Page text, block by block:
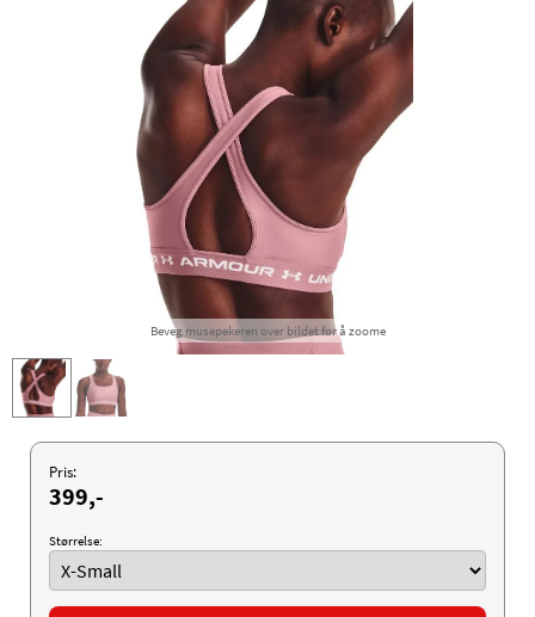
Beveg musepekeren over bildet for å zoome
Pris:
399,-
Størrelse: